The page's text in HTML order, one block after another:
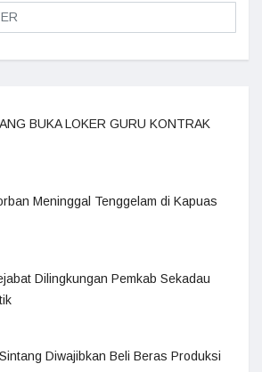
BUKA LOKER GURU KONTRAK
Meninggal Tenggelam di Kapuas
Dilingkungan Pemkab Sekadau
Diwajibkan Beli Beras Produksi